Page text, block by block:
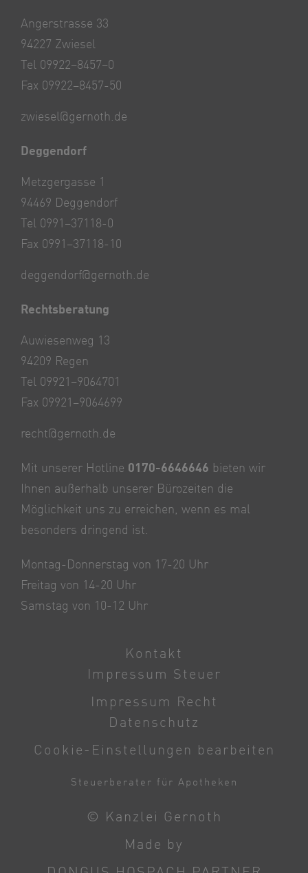
Angerstrasse 33
94227 Zwiesel
Tel 09922–8457–0
Fax 09922–8457-50
zwiesel@gernoth.de
Deggendorf
Metzgergasse 1
94469 Deggendorf
Tel 0991–37118-0
Fax 0991–37118-10
deggendorf@gernoth.de
Rechtsberatung
Auwiesenweg 13
94209 Regen
Tel 09921–9064701
Fax 09921–9064699
recht@gernoth.de
Mit unserer Hotline 0170-6646646 bieten wir
Ihnen außerhalb unserer Bürozeiten die
Möglichkeit uns zu erreichen, wenn es mal
besonders dringend ist.
Montag-Donnerstag von 17-20 Uhr
Freitag von 14-20 Uhr
Samstag von 10-12 Uhr
Kontakt
Impressum Steuer
Impressum Recht
Datenschutz
Cookie-Einstellungen bearbeiten
Steuerberater für Apotheken
© Kanzlei Gernoth
Made by